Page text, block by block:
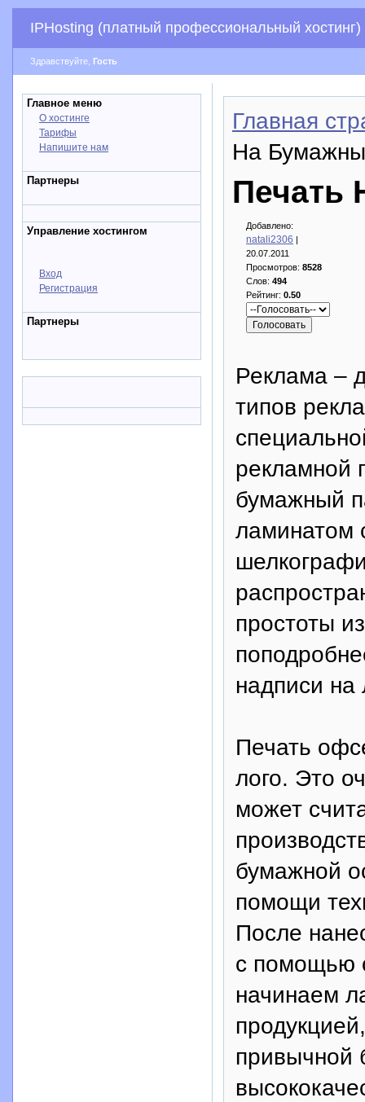
IPHosting (платный профессиональный хостинг)
Здравствуйте, Гость
Главное меню
О хостинге
Тарифы
Напишите нам
Партнеры
Управление хостингом
Вход
Регистрация
Партнеры
Главная
На
Печать
Добавлено:
natali2306 |
20.07.2011
Просмотров: 8528
Слов: 494
Рейтинг: 0.50
Реклама –
типов
рекламной
бумажный
ламинатом
простоты
надписи на
Печать
лого. Это
может
бумажной
помощи
После
с помощью
начинаем
привычной